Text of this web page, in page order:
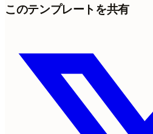
このテンプレートを共有